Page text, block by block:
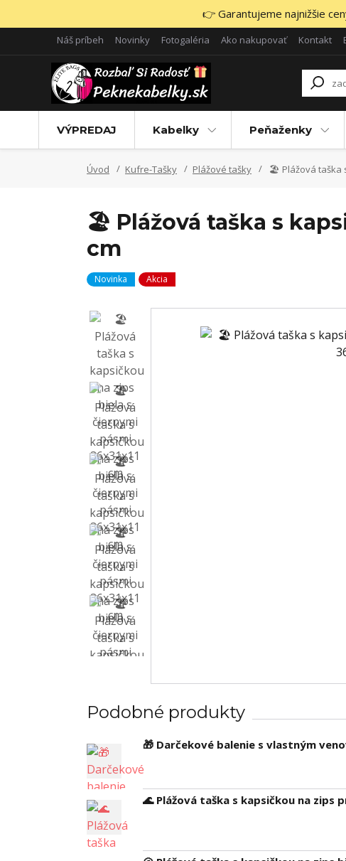
👉 Garantujeme najnižšie
Náš príbeh Novinky Fotogaléria Ako nakupovať Kontakt
VÝPREDAJ Kabelky Peňaženky
Úvod Kufre-Tašky Plážové tašky 🏖️ Plážová taška
🏖️ Plážová taška s
cm
Novinka Akcia
Podobné produkty
🎁 Darčekové balenie s vlastným
🌊 Plážová taška s kapsičkou na zips